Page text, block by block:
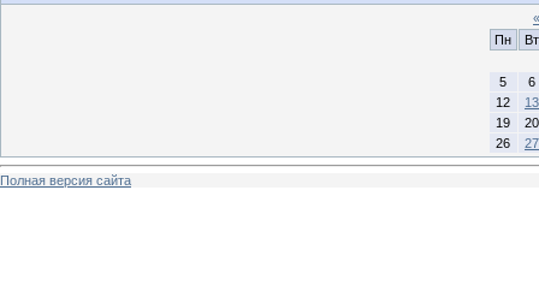
«
Пн
Вт
5
6
12
13
19
20
26
27
Полная версия сайта